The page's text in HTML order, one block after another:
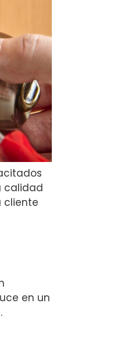
calidad
cliente
en un